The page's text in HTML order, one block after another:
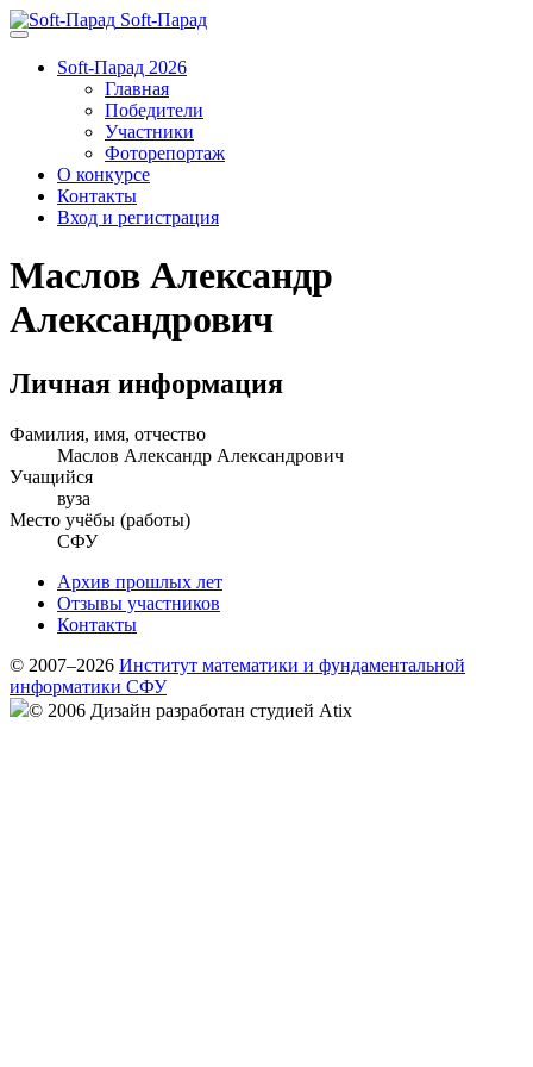
Soft-Парад
Soft-Парад 2026
Главная
Победители
Участники
Фоторепортаж
О конкурсе
Контакты
Вход и регистрация
Маслов Александр
Александрович
Личная информация
Фамилия, имя, отчество
Маслов Александр Александрович
Учащийся
вуза
Место учёбы (работы)
СФУ
Архив прошлых лет
Отзывы участников
Контакты
© 2007–2026 Институт математики и фундаментальной
информатики СФУ
© 2006 Дизайн разработан студией Atix